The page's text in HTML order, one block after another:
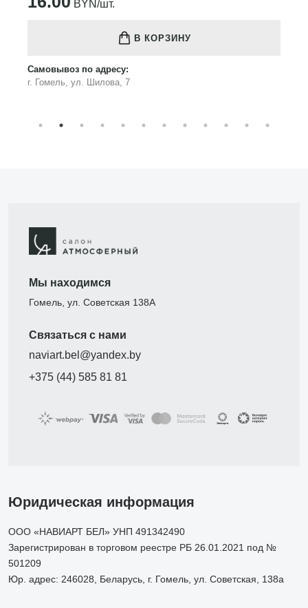
BYN/шт.
В КОРЗИНУ
Самовывоз по адресу:
г. Гомель, ул. Шилова, 7
Мы находимся
Гомель, ул. Советская 138А
Связаться с нами
naviart.bel@yandex.by
+375 (44) 585 81 81
Юридическая информация
ООО «НАВИАРТ БЕЛ» УНП 491342490
Зарегистрирован в торговом реестре РБ 26.01.2021 под №
501209
Юр. адрес: 246028, Беларусь, г. Гомель, ул. Советская, 138а